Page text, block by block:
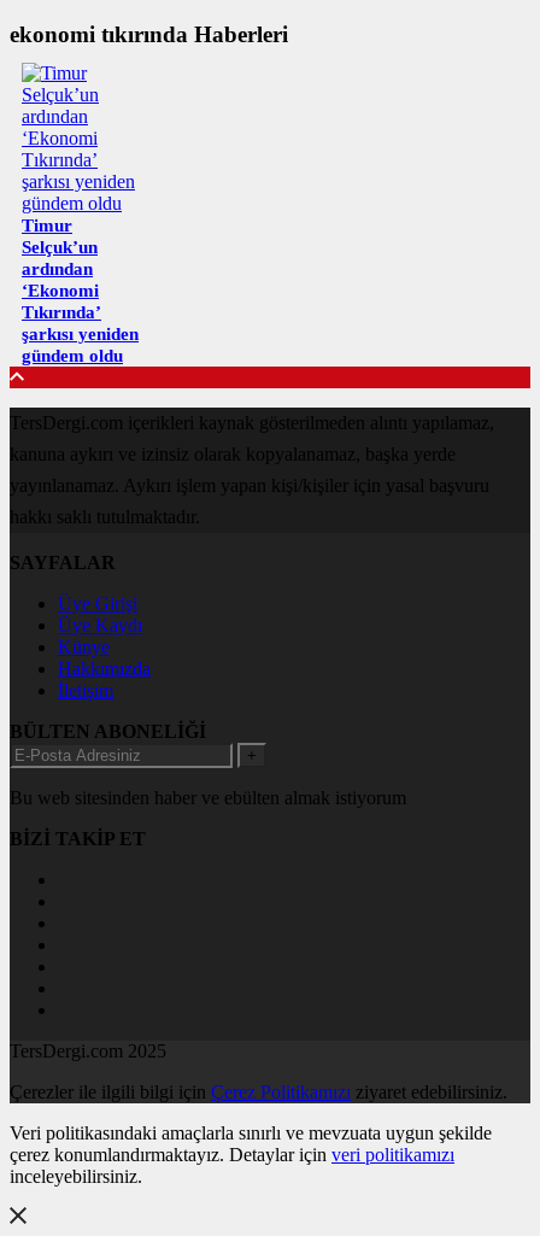
ekonomi tıkırında Haberleri
Timur
Selçuk’un
ardından
‘Ekonomi
Tıkırında’
şarkısı yeniden
gündem oldu
TersDergi.com içerikleri kaynak gösterilmeden alıntı yapılamaz,
kanuna aykırı ve izinsiz olarak kopyalanamaz, başka yerde
yayınlanamaz. Aykırı işlem yapan kişi/kişiler için yasal başvuru
hakkı saklı tutulmaktadır.
SAYFALAR
Üye Girişi
Üye Kaydı
Künye
Hakkımızda
İletişim
BÜLTEN ABONELİĞİ
+
Bu web sitesinden haber ve ebülten almak istiyorum
BİZİ TAKİP ET
TersDergi.com 2025
Çerezler ile ilgili bilgi için Çerez Politikamızı ziyaret edebilirsiniz.
Veri politikasındaki amaçlarla sınırlı ve mevzuata uygun şekilde
çerez konumlandırmaktayız. Detaylar için veri politikamızı
inceleyebilirsiniz.